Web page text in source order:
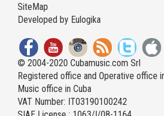
SiteMap
Developed by Eulogika
© 2004-2020 Cubamusic.com Srl
Registered office and Operative office
Music office in Cuba
VAT Number: IT03190100242